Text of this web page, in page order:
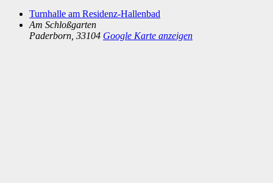
Turnhalle am Residenz-Hallenbad
Am Schloßgarten
Paderborn 33104 Google Karte anzeigen